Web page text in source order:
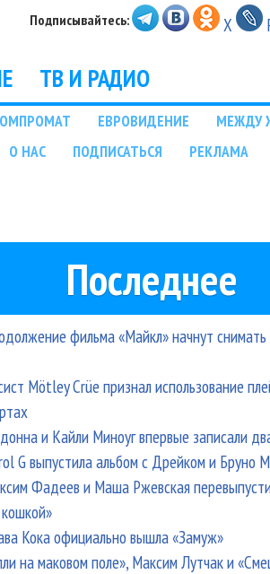
Подписывайтесь: X
ТВ И РАДИО
ЕВРОВИДЕНИЕ
МЕЖДУ
О НАС ПОДПИСАТЬСЯ РЕКЛАМА
Последнее
фильма «Майкл» начнут
Mötley Crüe признал использование
и Кайли Миноуг впервые записали
G выпустила альбом с Дрейком и Бруно
Фадеев и Маша Ржевская
Кока официально вышла «Замуж»
на маковом поле», Максим Лутчак и